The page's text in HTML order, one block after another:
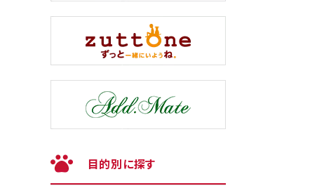
目的別に探す